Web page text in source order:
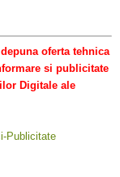
oferta tehnica
si publicitate
Digitale ale
Publicitate